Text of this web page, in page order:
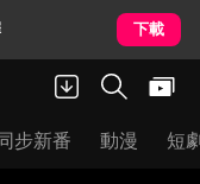
下載
步新番 動漫 短